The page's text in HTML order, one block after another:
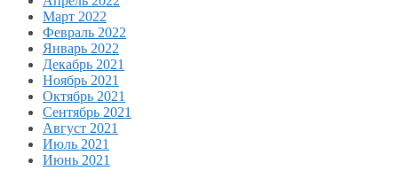
Март 2022
Февраль 2022
Январь 2022
Декабрь 2021
Ноябрь 2021
Октябрь 2021
Сентябрь 2021
Август 2021
Июль 2021
Июнь 2021